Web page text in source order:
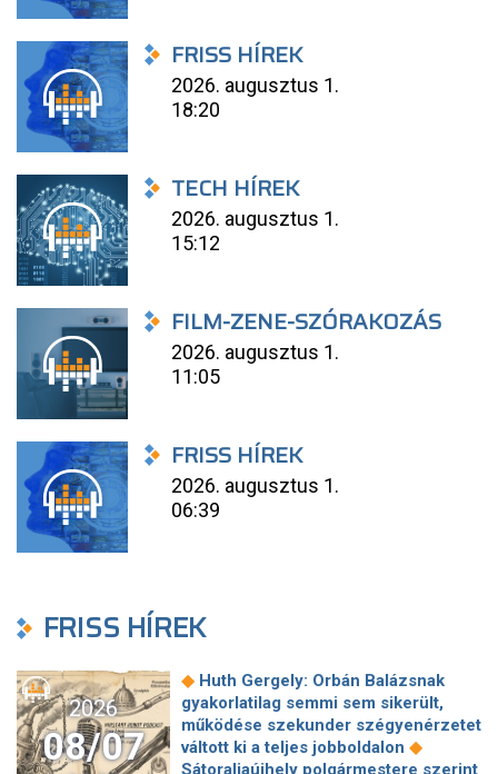
FRISS HÍREK
2026. augusztus 1.
18:20
TECH HÍREK
2026. augusztus 1.
15:12
FILM-ZENE-SZÓRAKOZÁS
2026. augusztus 1.
11:05
FRISS HÍREK
2026. augusztus 1.
06:39
FRISS HÍREK
2026
08/07
◆ Huth Gergely: Orbán Balázsnak
gyakorlatilag semmi sem sikerült,
működése szekunder szégyenérzetet
váltott ki a teljes jobboldalon ◆
Sátoraljaújhely polgármestere szerint